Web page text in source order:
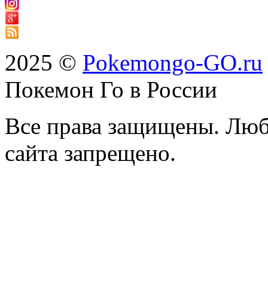
2025 © Pokemongo-GO.ru
Покемон Го в России
Все права защищены.
сайта запрещено.